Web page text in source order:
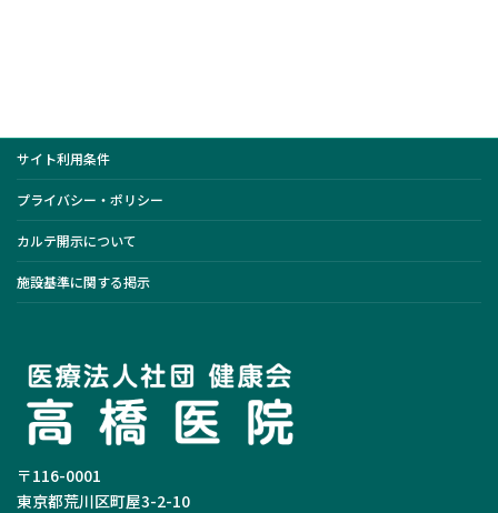
サイト利用条件
プライバシー・ポリシー
カルテ開示について
施設基準に関する掲示
〒116-0001
東京都荒川区町屋3-2-10